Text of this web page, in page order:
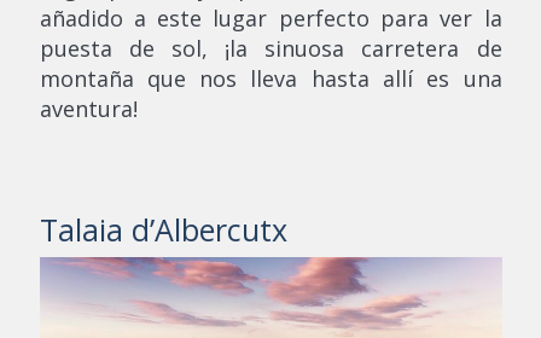
añadido a este lugar perfecto para ver la
puesta de sol, ¡la sinuosa carretera de
montaña que nos lleva hasta allí es una
aventura!
Talaia d’Albercutx